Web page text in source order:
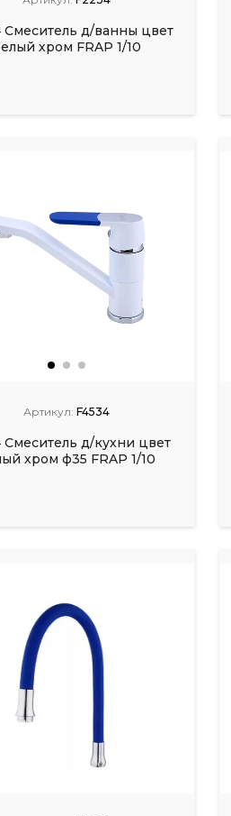
Смеситель д/ванны цвет
хром FRAP 1/10
Артикул: F4534
Смеситель д/кухни цвет
хром ф35 FRAP 1/10